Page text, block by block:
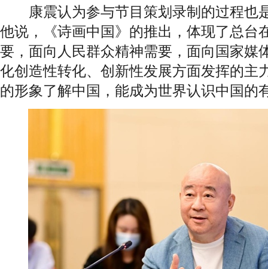
康震认为参与节目策划录制的过程也
他说，《诗画中国》的推出，体现了总台
要，面向人民群众精神需要，面向国家媒
化创造性转化、创新性发展方面发挥的主
的形象了解中国，能成为世界认识中国的